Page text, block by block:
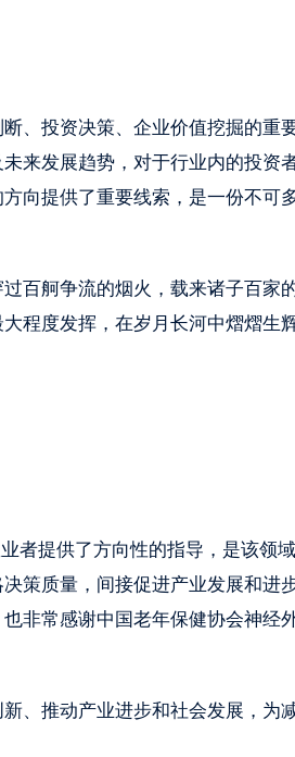
、投资决策、企业价值挖掘的重
来发展趋势，对于行业内的投资
向提供了重要线索，是一份不可
百舸争流的烟火，载来诸子百家
程度发挥，在岁月长河中熠熠生
者提供了方向性的指导，是该领
策质量，间接促进产业发展和进
非常感谢中国⽼年保健协会神经
、推动产业进步和社会发展，为